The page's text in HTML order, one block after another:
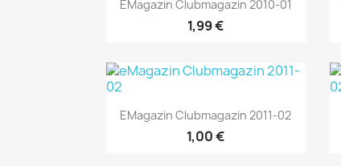
EMagazin Clubmagazin 2010-01
1,99 €
Vorschau
EMagazin Clubmagazin 2011-02
1,00 €